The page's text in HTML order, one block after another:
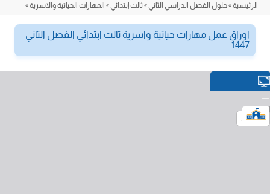
الرئيسية»حلول الفصل الدراسي الثاني» ثالث إبتدائي» المهارات الحياتية والاسرية»
اوراق عمل مهارات حياتية واسرية ثالث ابتدائي الفصل الثاني
1447